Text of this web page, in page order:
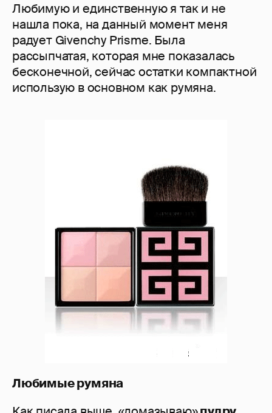
Любимую и единственную я так и не
нашла пока, на данный момент меня
радует Givenchy Prisme. Была
рассыпчатая, которая мне показалась
бесконечной, сейчас остатки компактной
использую в основном как румяна.
Любимые румяна